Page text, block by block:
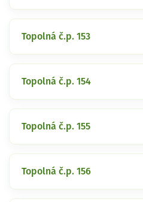
Topolná č.p. 153
Topolná č.p. 154
Topolná č.p. 155
Topolná č.p. 156